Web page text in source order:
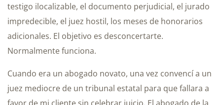
testigo ilocalizable, el documento perjudicial, el jurado
impredecible, el juez hostil, los meses de honorarios
adicionales. El objetivo es desconcertarte.
Normalmente funciona.
Cuando era un abogado novato, una vez convencí a un
juez mediocre de un tribunal estatal para que fallara a